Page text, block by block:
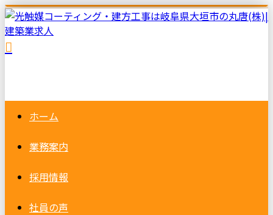
ホーム
業務案内
採用情報
社員の声